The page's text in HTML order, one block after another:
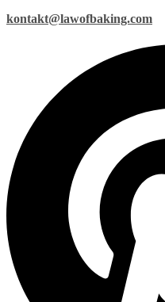
kontakt@lawofbaking.com